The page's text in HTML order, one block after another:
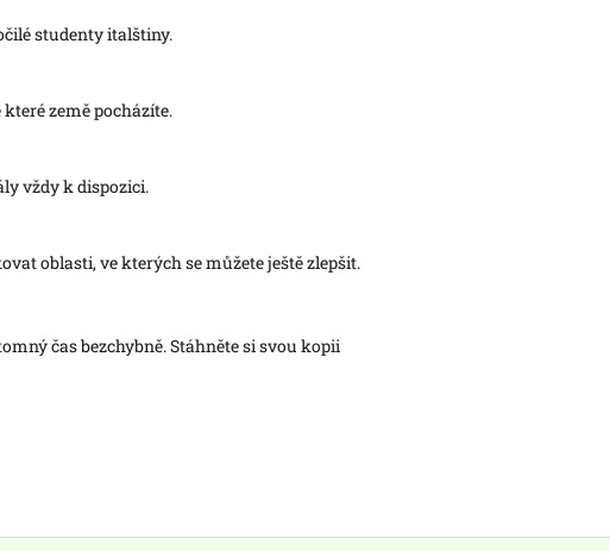
studenty italštiny.
země pocházíte.
vždy k dispozici.
oblasti, ve kterých se můžete ještě zlepšit.
čas bezchybně. Stáhněte si svou kopii